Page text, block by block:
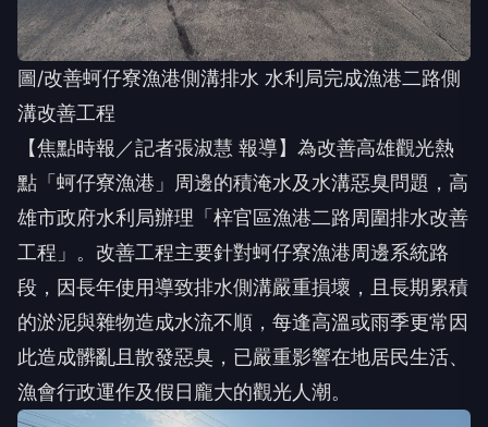
圖/改善蚵仔寮漁港側溝排水 水利局完成漁港二路側
溝改善工程
【焦點時報／記者張淑慧 報導】為改善高雄觀光熱
點「蚵仔寮漁港」周邊的積淹水及水溝惡臭問題，高
雄市政府水利局辦理「梓官區漁港二路周圍排水改善
工程」。改善工程主要針對蚵仔寮漁港周邊系統路
段，因長年使用導致排水側溝嚴重損壞，且長期累積
的淤泥與雜物造成水流不順，每逢高溫或雨季更常因
此造成髒亂且散發惡臭，已嚴重影響在地居民生活、
漁會行政運作及假日龐大的觀光人潮。